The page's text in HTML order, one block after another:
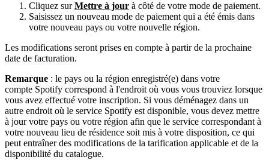
Cliquez surMettre à jour à côté de votre mode de paiement.
Saisissez un nouveau mode de paiement qui a été émis dans
votre nouveau pays ou votre nouvelle région.
Les modifications seront prises en compte à partir de la prochaine
date de facturation.
Remarque : le pays ou la région enregistré(e) dans votre
compte Spotify correspond à l'endroit où vous vous trouviez lorsque
vous avez effectué votre inscription. Si vous déménagez dans un
autre endroit où le service Spotify est disponible, vous devez mettre
à jour votre pays ou votre région afin que le service correspondant à
votre nouveau lieu de résidence soit mis à votre disposition, ce qui
peut entraîner des modifications de la tarification applicable et de la
disponibilité du catalogue.